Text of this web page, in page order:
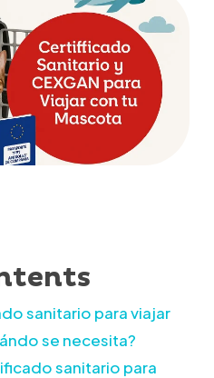
sanitario para viajar
se necesita?
sanitario para